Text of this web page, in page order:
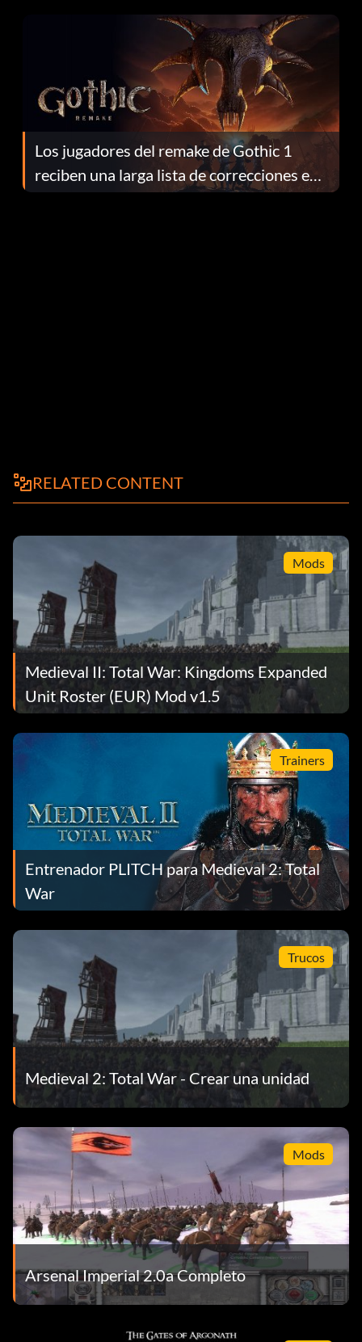
Los jugadores del remake de Gothic 1
reciben una larga lista de correcciones en
el parche 1.0.4
RELATED CONTENT
Mods
Medieval II: Total War: Kingdoms Expanded
Unit Roster (EUR) Mod v1.5
Trainers
Entrenador PLITCH para Medieval 2: Total
War
Trucos
Medieval 2: Total War - Crear una unidad
Mods
Arsenal Imperial 2.0a Completo